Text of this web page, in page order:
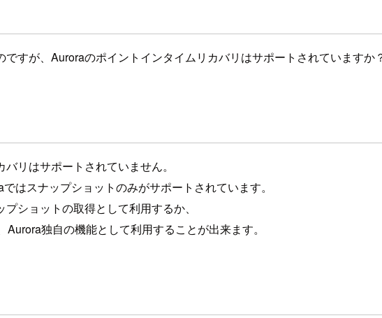
すが、Auroraのポイントインタイムリカバリはサポートされていますか
リはサポートされていません。
はスナップショットのみがサポートされています。
ショットの取得として利用するか、
独自の機能として利用することが出来ます。